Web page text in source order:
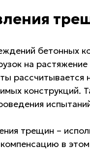
бетонных
на
конструкций.
трещин –
в